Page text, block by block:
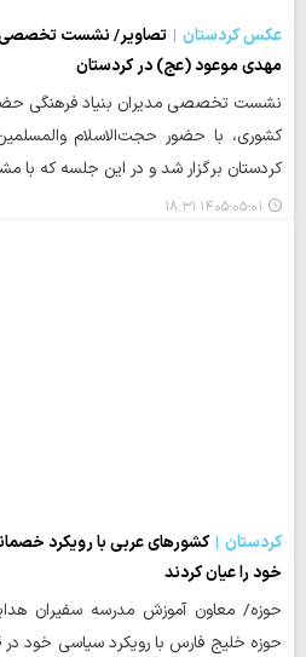
عکس کردستان
تصاویر/ نشست تخصصی
مهدی موعود (عج) در کردستان
کشوری، با حضور حجت‌الاسلام
کردستان برگزار شد و در این جلسه که با
۱۴۰۵-۰۵-۰۱ ۱۸:۳۱
کردستان
کشورهای عربی با رویکرد
خود را عیان کردند
حوزه/ معاون آموزش مدرسه سفیران
حوزه خلیج فارس با رویکرد سیاسی خود در